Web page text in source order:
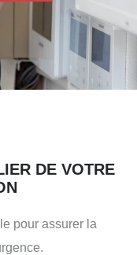
DE VOTRE
pour assurer la